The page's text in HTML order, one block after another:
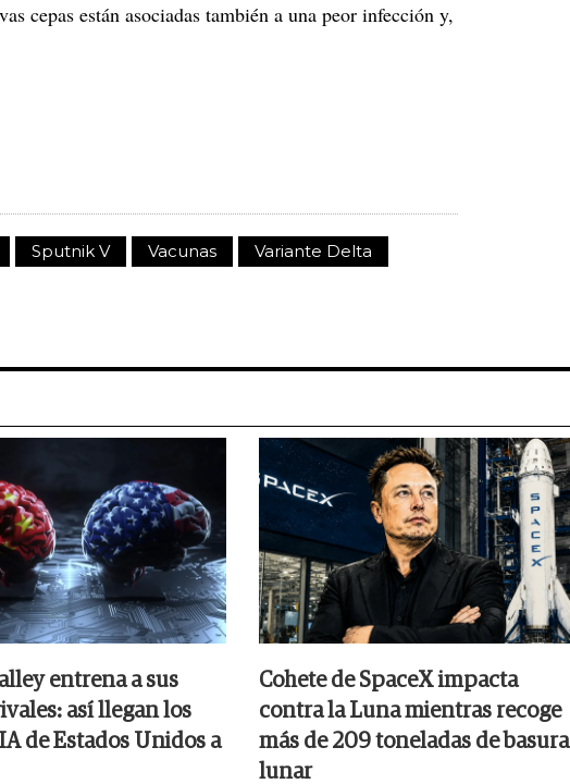
cepas están asociadas también a una peor infección y,
Sputnik V Vacunas
Variante Delta
entrena a sus
así llegan los
de Estados Unidos a
Cohete de SpaceX impacta
contra la Luna mientras recoge
más de 209 toneladas de basura
lunar